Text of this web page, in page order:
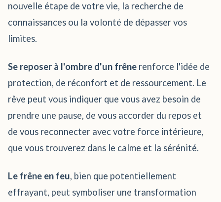
nouvelle étape de votre vie, la recherche de
connaissances ou la volonté de dépasser vos
limites.
Se reposer à l'ombre d'un frêne renforce l'idée de
protection, de réconfort et de ressourcement. Le
rêve peut vous indiquer que vous avez besoin de
prendre une pause, de vous accorder du repos et
de vous reconnecter avec votre force intérieure,
que vous trouverez dans le calme et la sérénité.
Le frêne en feu, bien que potentiellement
effrayant, peut symboliser une transformation